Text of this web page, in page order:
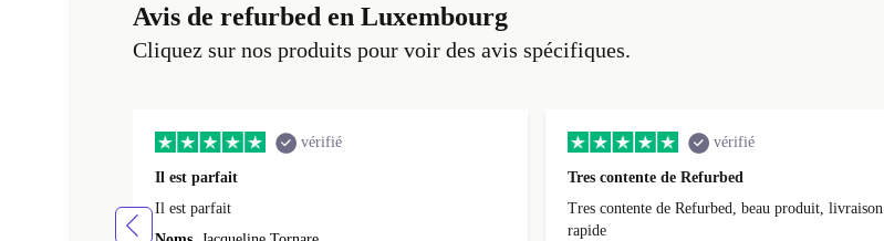
Avis de refurbed en Luxembourg
Cliquez sur nos produits pour voir des avis spécifiques.
vérifié
Il est parfait
Il est parfait
vérifié
Tres contente de Refurbed
Tres contente de Refurbed, beau produit, livraison
rapide